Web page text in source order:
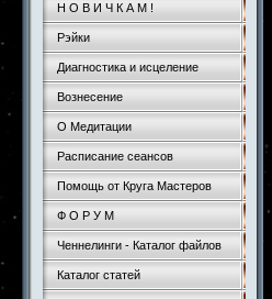
Н О В И Ч К А М !
Рэйки
Диагностика и исцеление
Вознесение
О Медитации
Расписание сеансов
Помощь от Круга Мастеров
Ф О Р У М
Ченнелинги - Каталог файлов
Каталог статей